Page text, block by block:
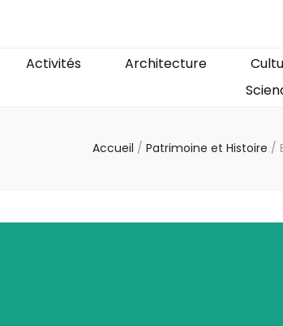
Activités Architecture
Accueil / Patrimoine et Histoire /